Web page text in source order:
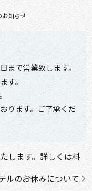
お知らせ
まで営業致します。
す。
ります。ご了承くだ
します。詳しくは料
ルのお休みについて